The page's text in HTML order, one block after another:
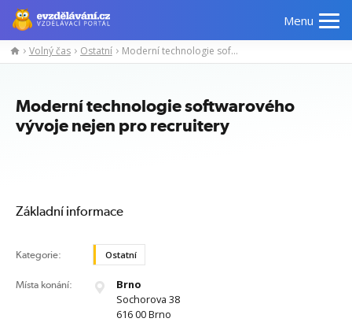
Menu
Manažerské
Odborné
Volný čas Ostatní Moderní technologie softwarového vývoje nejen pro recruitery
Moderní technologie softwarového
vývoje nejen pro recruitery
Základní informace
Kategorie: Ostatní
Místa konání:
Brno
Sochorova 38
616 00 Brno